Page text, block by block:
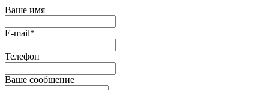
Ваше имя
E-mail*
Телефон
Ваше сообщение